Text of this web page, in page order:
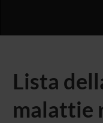
Lista
malattie